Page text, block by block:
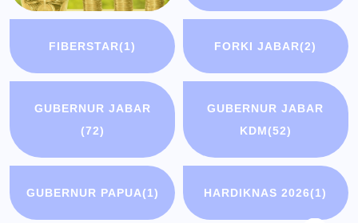
FIBERSTAR(1) FORKI JABAR(2)
GUBERNUR JABAR
(72)
GUBERNUR JABAR
KDM(52)
GUBERNUR PAPUA(1) HARDIKNAS 2026(1)